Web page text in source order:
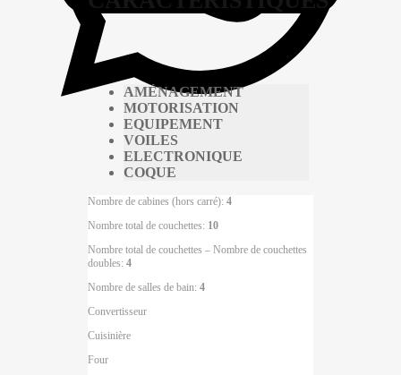
AMÉNAGEMENT
MOTORISATION
EQUIPEMENT
VOILES
ELECTRONIQUE
COQUE
Nombre de cabines (hors carré): 4
Nombre total de couchettes: 10
Nombre total de couchettes – Nombre de couchettes
doubles: 4
Nombre de salles de bain: 4
Convertisseur
Cuisinière
Four